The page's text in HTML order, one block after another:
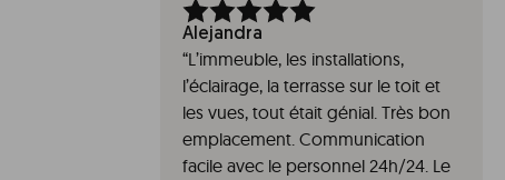
Alejandra
“L’immeuble, les installations,
l’éclairage, la terrasse sur le toit et
les vues, tout était génial. Très bon
emplacement. Communication
facile avec le personnel 24h/24. Le